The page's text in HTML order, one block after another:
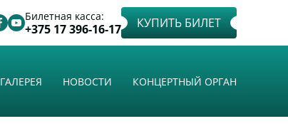
Билетная касса:
+375 17 396-16-17 КУПИТЬ БИЛЕТ
ГАЛЕРЕЯ НОВОСТИ КОНЦЕРТНЫЙ ОРГАН